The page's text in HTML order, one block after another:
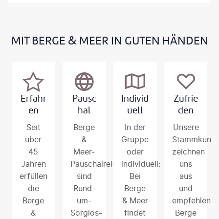
MIT BERGE & MEER IN GUTEN HÄNDEN
Erfahr
en
Seit
über
45
Jahren
erfüllen
die
Berge
&
Pausc
hal
Berge
&
Meer-
Pauschalreisen
sind
Rund-
um-
Sorglos-
Individ
uell
In der
Gruppe
oder
individuell:
Bei
Berge
& Meer
findet
Zufrie
den
Unsere
zeichnen
uns
aus
und
empfehlen
Berge